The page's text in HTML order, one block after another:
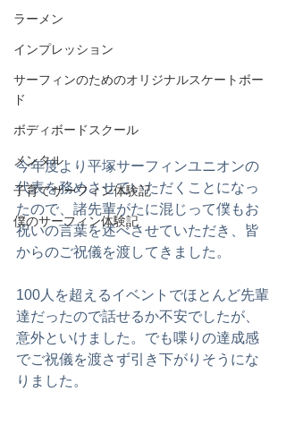
ラーメン
インプレッション
サーフィンのためのオリジナルスケートボー
ド
ボディボードスクール
メンタル
子育てサーフィン体験記
僕のサーフィン体験記
今年度より平塚サーフィンユニオンの
代表を務めさせていただくことになっ
たので、諸先輩がたに混じって僕もお
祝いの言葉を述べさせていただき、皆
からのご祝儀を渡してきました。
100人を超えるイベントでほとんど先輩
達だったので話せるか不安でしたが、
意外といけました。でも喋りの達成感
でご祝儀を渡さず引き下がりそうにな
りました。